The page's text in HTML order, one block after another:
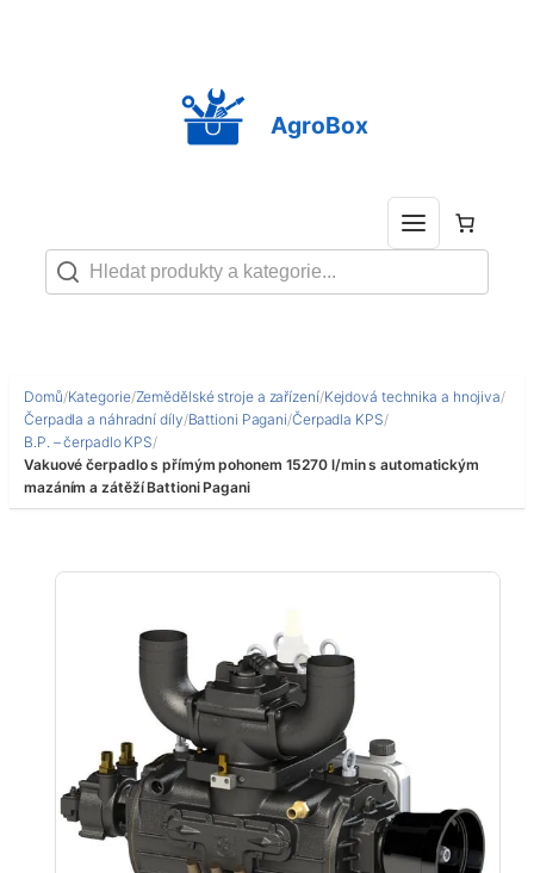
AgroBox
Domů/Kategorie/Zemědělské stroje a zařízení/Kejdová technika a hnojiva/
Čerpadla a náhradní díly/Battioni Pagani/Čerpadla KPS/
B.P. – čerpadlo KPS/
Vakuové čerpadlo s přímým pohonem 15270 l/min s automatickým
mazáním a zátěží Battioni Pagani